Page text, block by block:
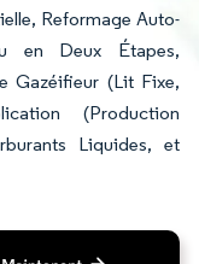
Reformage Auto-
en Deux Étapes,
Gazéifieur (Lit Fixe,
(Production
Liquides, et